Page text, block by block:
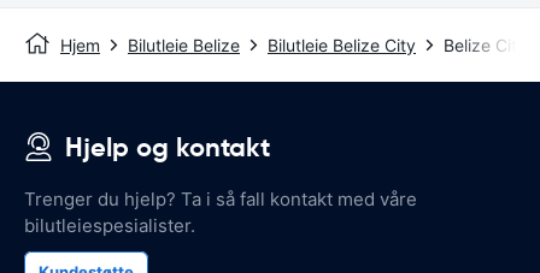
Hjem Bilutleie Belize Bilutleie Belize City Belize City
Hjelp og kontakt
Trenger du hjelp? Ta i så fall kontakt med våre
bilutleiespesialister.